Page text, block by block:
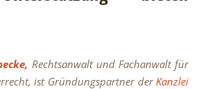
Rechtsanwaltund Fachanwalt für
ist Gründungspartner der Kanzlei